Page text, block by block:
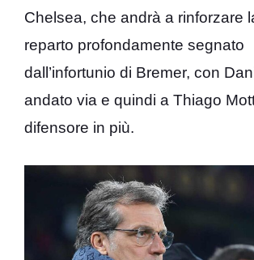
Chelsea, che andrà a rinforzare
reparto profondamente segnato
dall’infortunio di Bremer, con
andato via e quindi a Thiago
difensore in più.